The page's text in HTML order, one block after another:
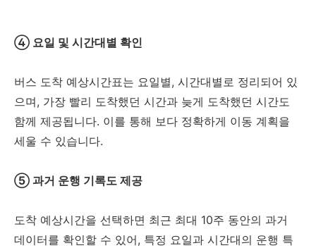
④ 요일 및 시간대별 확인
버스 도착 예상시간표는 요일별, 시간대별로 정리되어 있
으며, 가장 빨리 도착했던 시간과 늦게 도착했던 시간도
함께 제공됩니다. 이를 통해 보다 정확하게 이동 계획을
세울 수 있습니다.
⑤ 과거 운행 기록도 제공
도착 예상시간을 선택하면 최근 최대 10주 동안의 과거
데이터를 확인할 수 있어, 특정 요일과 시간대의 운행 특